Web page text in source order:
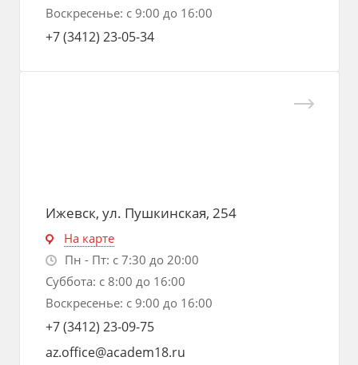
Воскресенье: с 9:00 до 16:00
+7 (3412) 23-05-34
Ижевск, ул. Пушкинская, 254
На карте
Пн - Пт: с 7:30 до 20:00
Суббота: с 8:00 до 16:00
Воскресенье: с 9:00 до 16:00
+7 (3412) 23-09-75
az.office@academ18.ru